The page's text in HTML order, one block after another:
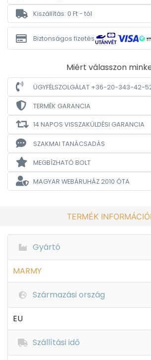
Kiszállítás: 0 Ft - tól
Biztonságos fizetés
Miért válasszon
ÜGYFÉLSZOLGÁLAT +36-20-343-42-
TERMÉK GARANCIA
14 NAPOS VISSZAKÜLDÉSI GARANCIA
SZAKMAI TANÁCSADÁS
MEGBÍZHATÓ BOLT
MAGYAR WEBÁRUHÁZ2010 ÓTA
TERMÉK
Gyártó
MARMY
Származási ország
EU
Szállítási idő